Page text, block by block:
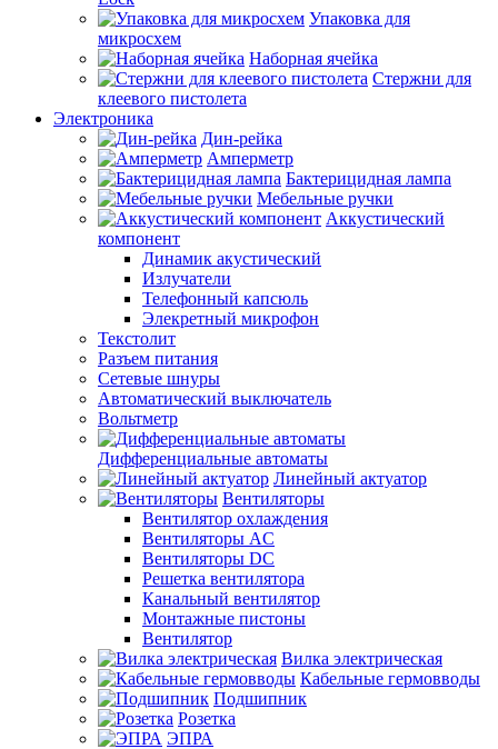
Упаковка для
микросхем
Наборная ячейка
Стержни для
клеевого пистолета
Электроника
Дин-рейка
Амперметр
Бактерицидная лампа
Мебельные ручки
Аккустический
компонент
Динамик акустический
Излучатели
Телефонный капсюль
Элекретный микрофон
Текстолит
Разъем питания
Сетевые шнуры
Автоматический выключатель
Вольтметр
Дифференциальные автоматы
Линейный актуатор
Вентиляторы
Вентилятор охлаждения
Вентиляторы AC
Вентиляторы DC
Решетка вентилятора
Канальный вентилятор
Монтажные пистоны
Вентилятор
Вилка электрическая
Кабельные гермовводы
Подшипник
Розетка
ЭПРА